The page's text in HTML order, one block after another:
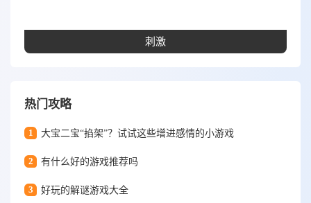
刺激
热门攻略
1 大宝二宝“掐架”？试试这些增进感情的小游戏
2 有什么好的游戏推荐吗
3 好玩的解谜游戏大全